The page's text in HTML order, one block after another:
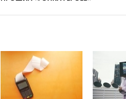
уступкам
меры
вчера, 19:35
сообщила об
партийных